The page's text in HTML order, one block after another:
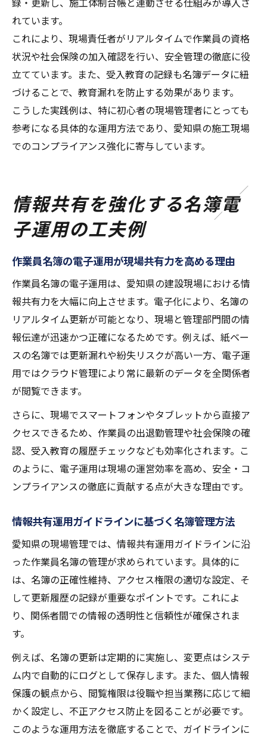
れています。
これにより、現場責任者がリアルタイムで作業員の資格
状況や社会保険の加入確認を行い、安全管理の徹底に役
立てています。また、受入教育の記録も名簿データに紐
づけることで、教育漏れを防止する効果があります。
こうした実践例は、特に初心者の現場管理者にとっても
参考になる具体的な運用方法であり、愛知県の施工現場
でのコンプライアンス強化に寄与しています。
情報共有を強化する名簿電
子運用の工夫例
作業員名簿の電子運用が現場共有力を高める理由
作業員名簿の電子運用は、愛知県の建設現場における情
報共有力を大幅に向上させます。電子化により、名簿の
リアルタイム更新が可能となり、現場と管理部門間の情
報伝達が迅速かつ正確になるためです。例えば、紙ベー
スの名簿では更新漏れや紛失リスクが高い一方、電子運
用ではクラウド管理により常に最新のデータを全関係者
が閲覧できます。
さらに、現場でスマートフォンやタブレットから直接ア
クセスできるため、作業員の出退勤管理や社会保険の確
認、受入教育の履歴チェックなども効率化されます。こ
のように、電子運用は現場の運営効率を高め、安全・コ
ンプライアンスの徹底に貢献する点が大きな理由です。
情報共有運用ガイドラインに基づく名簿管理方法
愛知県の現場管理では、情報共有運用ガイドラインに沿
った作業員名簿の管理が求められています。具体的に
は、名簿の正確性維持、アクセス権限の適切な設定、そ
して更新履歴の記録が重要なポイントです。これによ
り、関係者間での情報の透明性と信頼性が確保されま
す。
例えば、名簿の更新は定期的に実施し、変更点はシステ
ム内で自動的にログとして保存します。また、個人情報
保護の観点から、閲覧権限は役職や担当業務に応じて細
かく設定し、不正アクセス防止を図ることが必要です。
このような運用方法を徹底することで、ガイドラインに